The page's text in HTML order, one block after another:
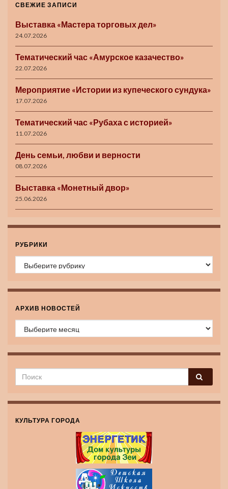
СВЕЖИЕ ЗАПИСИ
Выставка «Мастера торговых дел»
24.07.2026
Тематический час «Амурское казачество»
22.07.2026
Мероприятие «Истории из купеческого сундука»
17.07.2026
Тематический час «Рубаха с историей»
11.07.2026
День семьи, любви и верности
08.07.2026
Выставка «Монетный двор»
25.06.2026
РУБРИКИ
Рубрики
АРХИВ НОВОСТЕЙ
Архив новостей
КУЛЬТУРА ГОРОДА